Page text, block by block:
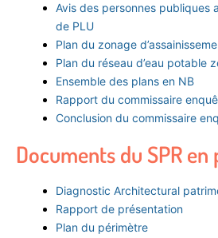
Avis des personnes publiques
de PLU
Plan du zonage
Plan du réseau d’eau potable
Ensemble des plans en NB
Rapport du commissaire
Conclusion du commissaire
Documents du SPR en
Diagnostic Architectural
Rapport de présentation
Plan du périmètre